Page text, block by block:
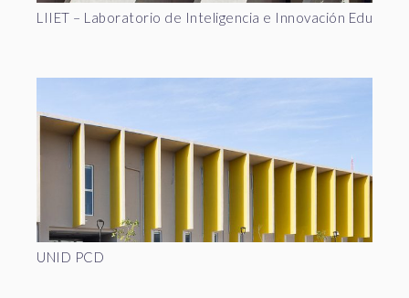
LIIET – Laboratorio de Inteligencia e Innovación
UNID PCD